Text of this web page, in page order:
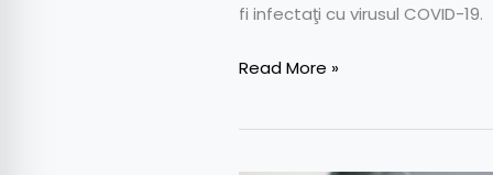
fi infectaţi cu virusul COVID-19.
Read More »